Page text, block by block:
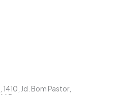
Jd. Bom Pastor,